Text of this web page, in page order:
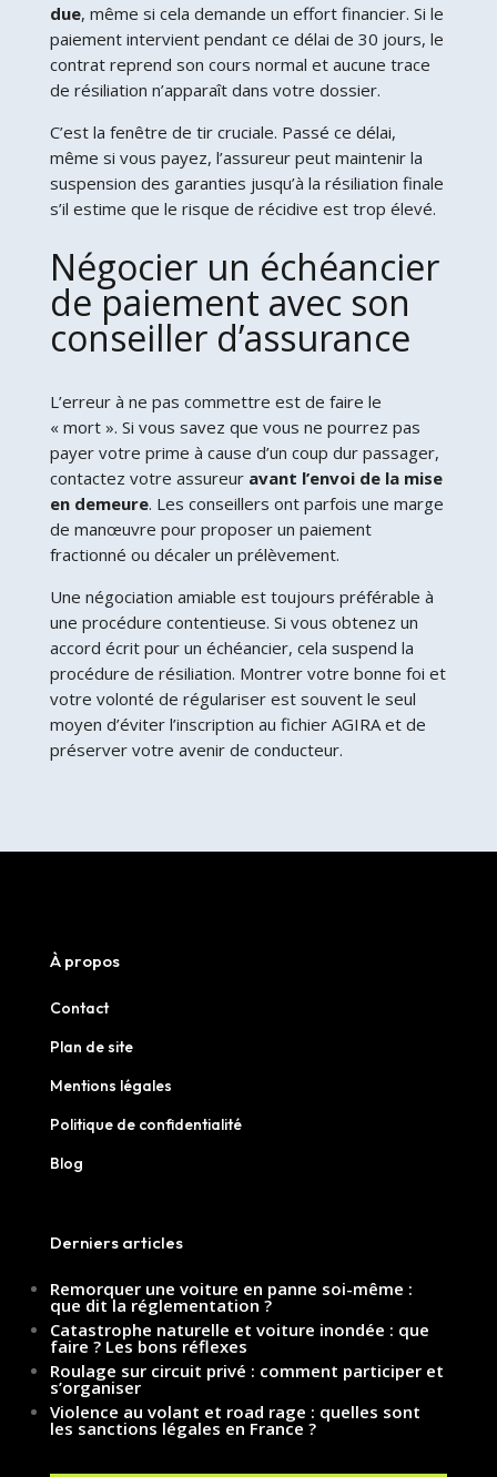
due, même si cela demande un effort financier. Si le
paiement intervient pendant ce délai de 30 jours, le
contrat reprend son cours normal et aucune trace
de résiliation n’apparaît dans votre dossier.
C’est la fenêtre de tir cruciale. Passé ce délai,
même si vous payez, l’assureur peut maintenir la
suspension des garanties jusqu’à la résiliation finale
s’il estime que le risque de récidive est trop élevé.
Négocier un échéancier
de paiement avec son
conseiller d’assurance
L’erreur à ne pas commettre est de faire le
« mort ». Si vous savez que vous ne pourrez pas
payer votre prime à cause d’un coup dur passager,
contactez votre assureur avant l’envoi de la mise
en demeure. Les conseillers ont parfois une marge
de manœuvre pour proposer un paiement
fractionné ou décaler un prélèvement.
Une négociation amiable est toujours préférable à
une procédure contentieuse. Si vous obtenez un
accord écrit pour un échéancier, cela suspend la
procédure de résiliation. Montrer votre bonne foi et
votre volonté de régulariser est souvent le seul
moyen d’éviter l’inscription au fichier AGIRA et de
préserver votre avenir de conducteur.
À propos
Contact
Plan de site
Mentions légales
Politique de confidentialité
Blog
Derniers articles
Remorquer une voiture en panne soi-même :
que dit la réglementation ?
Catastrophe naturelle et voiture inondée : que
faire ? Les bons réflexes
Roulage sur circuit privé : comment participer et
s’organiser
Violence au volant et road rage : quelles sont
les sanctions légales en France ?